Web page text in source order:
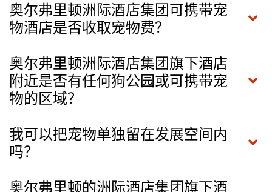
奥尔弗里顿洲际酒店集团可携带宠
物酒店是否收取宠物费？
奥尔弗里顿洲际酒店集团旗下酒店
附近是否有任何狗公园或可携带宠
物的区域？
我可以把宠物单独留在发展空间内
吗？
奥尔弗里顿的洲际酒店集团旗下酒